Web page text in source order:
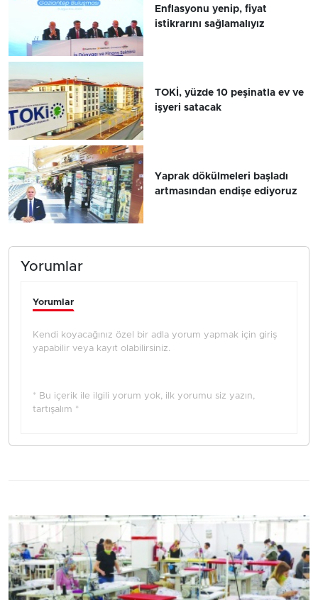
Enflasyonu yenip, fiyat
istikrarını sağlamalıyız
TOKİ, yüzde 10 peşinatla ev ve
işyeri satacak
Yaprak dökülmeleri başladı
artmasından endişe ediyoruz
Yorumlar
Yorumlar
Kendi koyacağınız özel bir adla yorum yapmak için giriş
yapabilir veya kayıt olabilirsiniz.
* Bu içerik ile ilgili yorum yok, ilk yorumu siz yazın,
tartışalım *